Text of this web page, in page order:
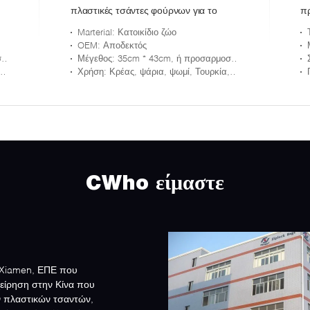
πλαστικές τσάντες φούρνων για το
μαγείρεμα, χρήση κοτόπουλου
τσαντών φούρνων
Marterial: Κατοικίδιο ζώο
OEM: Αποδεκτός
Μέγεθος: 35cm * 43cm, ή προσαρμοσμένος
Χρήση: Κρέας, ψάρια, ψωμί, Τουρκία,…
CWho είμαστε
Xiamen, ΕΠΕ που
στην Κίνα που
πλαστικών τσαντών,